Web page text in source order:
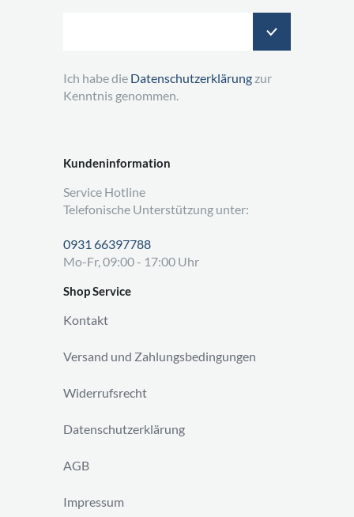
Kundeninformation
Service Hotline
Telefonische Unterstützung unter:
0931 66397788
Mo-Fr, 09:00 - 17:00 Uhr
Shop Service
Kontakt
Versand und Zahlungsbedingungen
Widerrufsrecht
Datenschutzerklärung
AGB
Impressum
Ich habe die Datenschutzerklärung zur
Kenntnis genommen.